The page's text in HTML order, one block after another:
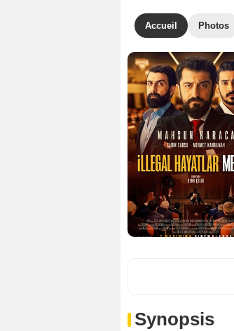
Accueil Photos
Synopsis